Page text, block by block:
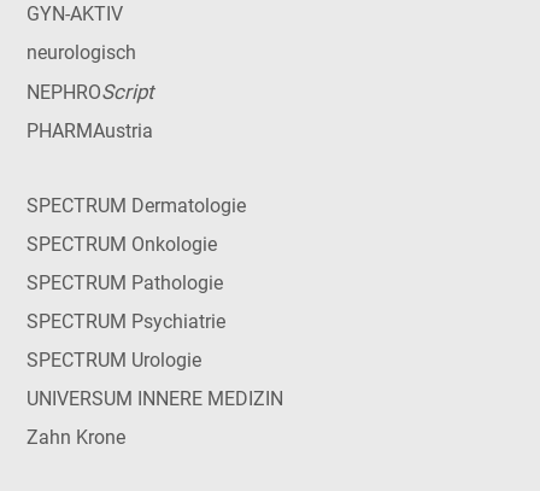
GYN-AKTIV
neurologisch
NEPHROScript
PHARMAustria
SPECTRUM Dermatologie
SPECTRUM Onkologie
SPECTRUM Pathologie
SPECTRUM Psychiatrie
SPECTRUM Urologie
UNIVERSUM INNERE MEDIZIN
Zahn Krone